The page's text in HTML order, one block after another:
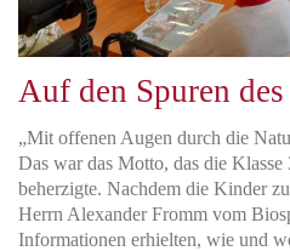
Auf den Spuren
„Mit offenen Augen durch die
Das war das Motto, das die
beherzigte. Nachdem die Kinder
Herrn Alexander Fromm vom
Informationen erhielten, wie und